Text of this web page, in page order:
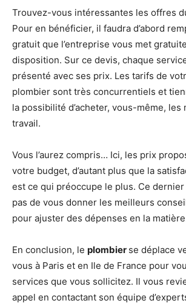
Trouvez-vous intéressantes les offres
Pour en bénéficier, il faudra d’abord
gratuit que l’entreprise vous met
disposition. Sur ce devis, chaque
présenté avec ses prix. Les tarifs de
plombier sont très concurrentiels et
la possibilité d’acheter, vous-même, les
travail.
Vous l’aurez compris… Ici, les prix
votre budget, d’autant plus que la
est ce qui préoccupe le plus. Ce
pas de vous donner les meilleurs
pour ajuster des dépenses en la
En conclusion, le plombier se déplace
vous à Paris et en Ile de France pour
services que vous sollicitez. Il vous
appel en contactant son équipe